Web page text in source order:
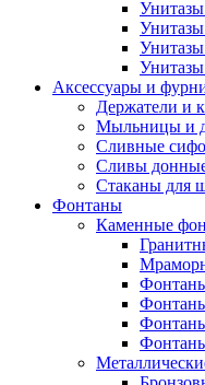
Унитазы
Унитазы
Унитазы
Аксессуары и
Держатели и
Мыльницы и
Сливные
Сливы
Стаканы для
Фонтаны
Каменные